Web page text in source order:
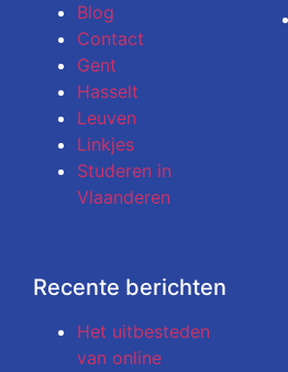
Blog
Contact
Gent
Hasselt
Leuven
Linkjes
Studeren in
Vlaanderen
Recente berichten
Het uitbesteden
van online